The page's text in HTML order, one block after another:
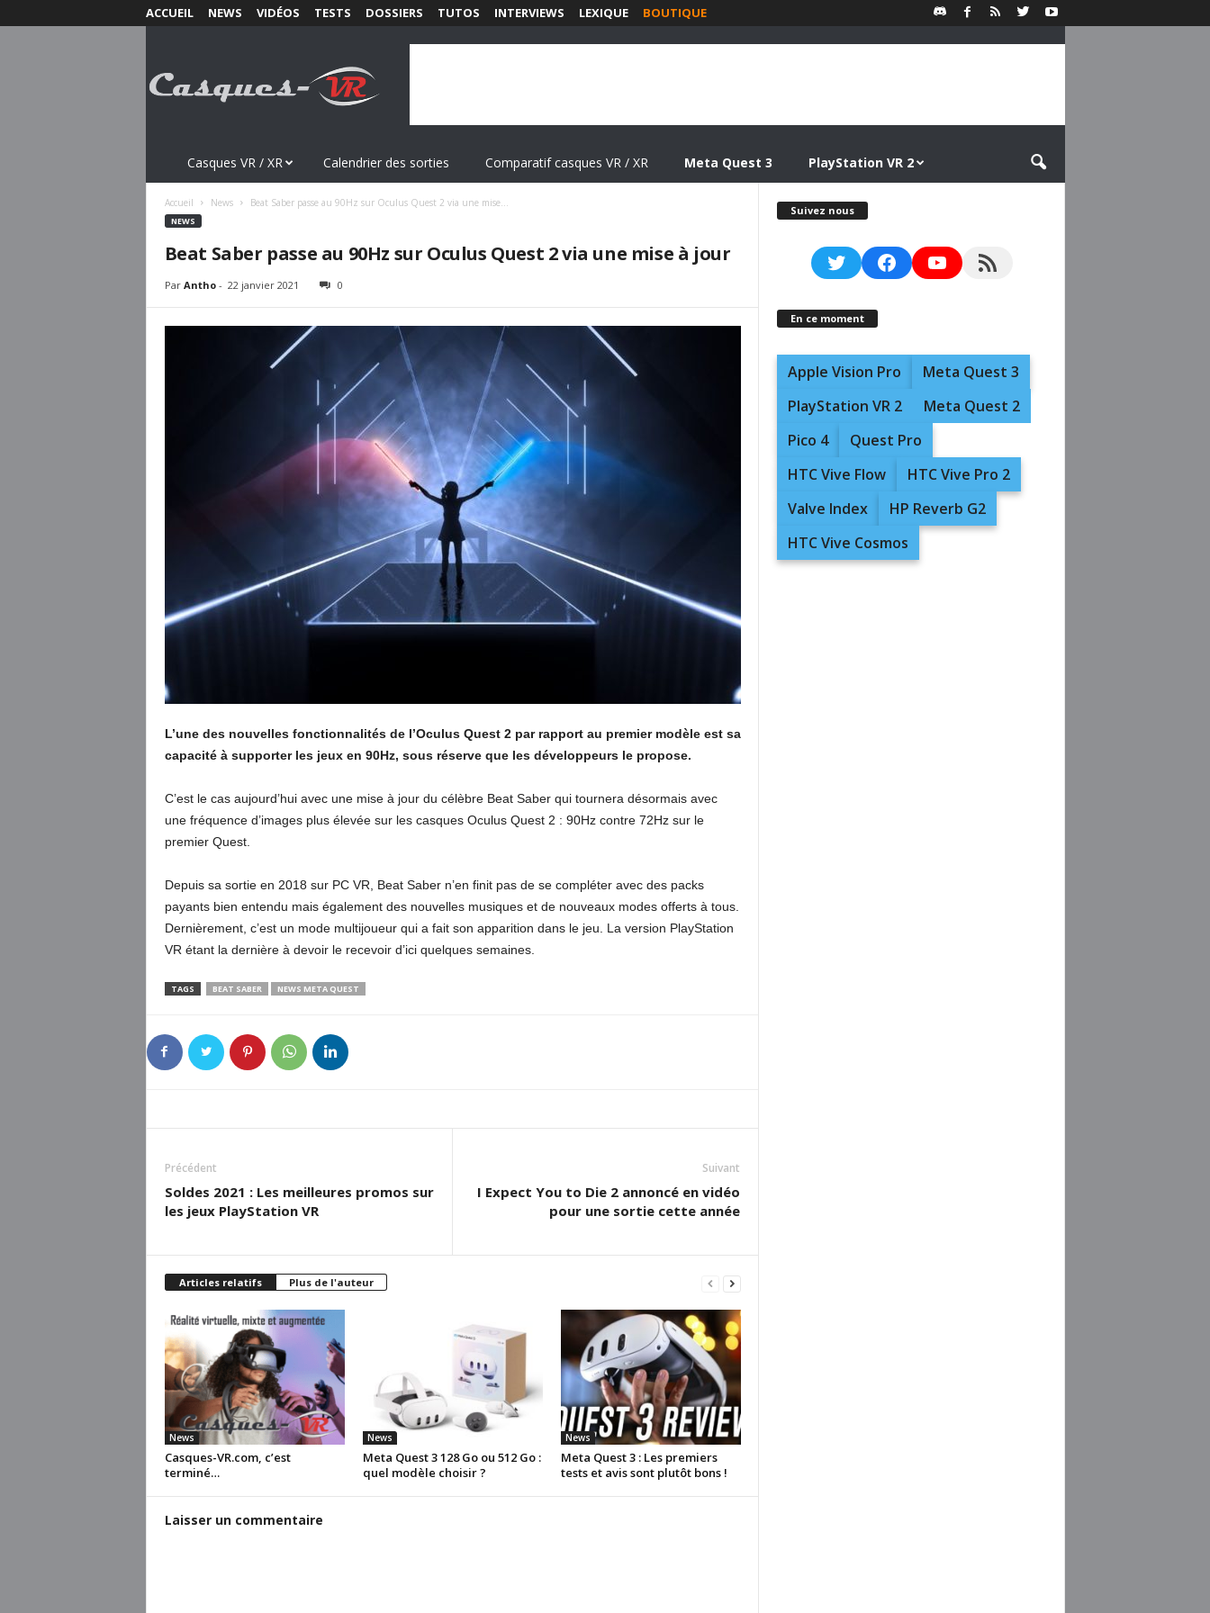
ACCUEIL NEWS VIDÉOS TESTS DOSSIERS TUTOS INTERVIEWS LEXIQUE BOUTIQUE
s
Casques VR / XR Calendrier des sorties Comparatif casques VR / XR Meta Quest 3 PlayStation VR 2
Accueil News Beat Saber passe au 90Hz sur Oculus Quest 2 via une mise...
NEWS
Beat Saber passe au 90Hz sur Oculus Quest 2 via une mise à jour
Par Antho- 22 janvier 2021 0
L’une des nouvelles fonctionnalités de l’Oculus Quest 2 par rapport au premier modèle est sa
capacité à supporter les jeux en 90Hz, sous réserve que les développeurs le propose.
C’est le cas aujourd’hui avec une mise à jour du célèbre Beat Saber qui tournera désormais avec
une fréquence d’images plus élevée sur les casques Oculus Quest 2 : 90Hz contre 72Hz sur le
premier Quest.
Depuis sa sortie en 2018 sur PC VR, Beat Saber n’en finit pas de se compléter avec des packs
payants bien entendu mais également des nouvelles musiques et de nouveaux modes offerts à tous.
Dernièrement, c’est un mode multijoueur qui a fait son apparition dans le jeu. La version PlayStation
VR étant la dernière à devoir le recevoir d’ici quelques semaines.
TAGS BEAT SABER NEWS META QUEST
Précédent
Soldes 2021 : Les meilleures promos sur
les jeux PlayStation VR
Suivant
I Expect You to Die 2 annoncé en vidéo
pour une sortie cette année
Articles relatifs Plus de l'auteur
News
Casques-VR.com, c’est
terminé…
News
Meta Quest 3 128 Go ou 512 Go :
quel modèle choisir ?
News
Meta Quest 3 : Les premiers
tests et avis sont plutôt bons !
Laisser un commentaire
Suivez nous
TwitterFacebookYouTubeRSS Feed
En ce moment
Apple Vision Pro
Meta Quest 3
PlayStation VR 2
Meta Quest 2
Pico 4
Quest Pro
HTC Vive Flow
HTC Vive Pro 2
Valve Index
HP Reverb G2
HTC Vive Cosmos